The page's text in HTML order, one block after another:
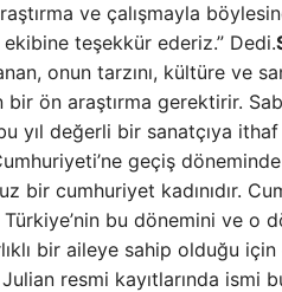
ve çalışmayla
teşekkür ederiz.” Dedi.
onun tarzını, kültüre ve
ön araştırma gerektirir.
yıl değerli bir sanatçıya
geçiş
bir cumhuriyet kadınıdır.
Türkiye’nin bu dönemini ve o
bir aileye sahip olduğu
resmi kayıtlarında